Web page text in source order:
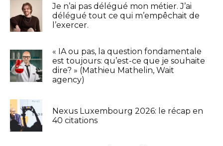
Je n’ai pas délégué mon métier. J’ai
délégué tout ce qui m’empêchait de
l’exercer.
« IA ou pas, la question fondamentale
est toujours: qu’est-ce que je souhaite
dire? » (Mathieu Mathelin, Wait
agency)
Nexus Luxembourg 2026: le récap en
40 citations